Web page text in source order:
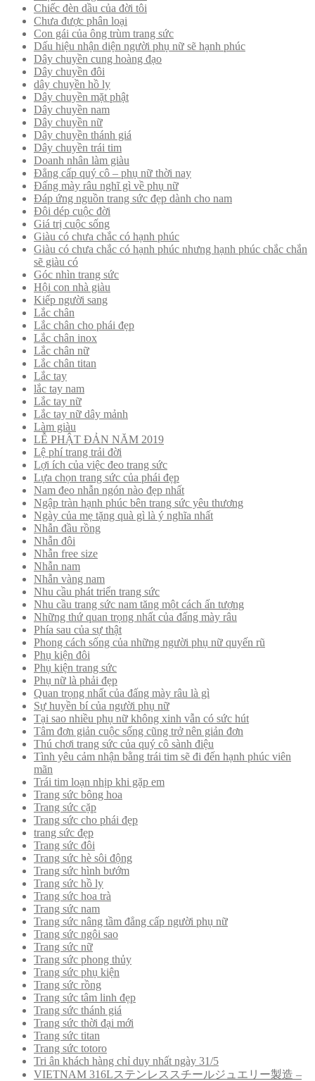
Chiếc đèn dầu của đời tôi
Chưa được phân loại
Con gái của ông trùm trang sức
Dấu hiệu nhận diện người phụ nữ sẽ hạnh phúc
Dây chuyền cung hoàng đạo
Dây chuyền đôi
dây chuyền hồ ly
Dây chuyền mặt phật
Dây chuyền nam
Dây chuyền nữ
Dây chuyền thánh giá
Dây chuyền trái tim
Doanh nhân làm giàu
Đẳng cấp quý cô – phụ nữ thời nay
Đấng mày râu nghĩ gì về phụ nữ
Đáp ứng nguồn trang sức đẹp dành cho nam
Đôi dép cuộc đời
Giá trị cuộc sống
Giàu có chưa chắc có hạnh phúc
Giàu có chưa chắc có hạnh phúc nhưng hạnh phúc chắc chắn
sẽ giàu có
Góc nhìn trang sức
Hội con nhà giàu
Kiếp người sang
Lắc chân
Lắc chân cho phái đẹp
Lắc chân inox
Lắc chân nữ
Lắc chân titan
Lắc tay
lắc tay nam
Lắc tay nữ
Lắc tay nữ dây mảnh
Làm giàu
LỄ PHẬT ĐẢN NĂM 2019
Lệ phí trang trải đời
Lợi ích của việc đeo trang sức
Lựa chọn trang sức của phái đẹp
Nam đeo nhẫn ngón nào đẹp nhất
Ngập tràn hạnh phúc bên trang sức yêu thương
Ngày của mẹ tặng quà gì là ý nghĩa nhất
Nhẫn đầu rồng
Nhẫn đôi
Nhẫn free size
Nhẫn nam
Nhẫn vàng nam
Nhu cầu phát triển trang sức
Nhu cầu trang sức nam tăng một cách ấn tượng
Những thứ quan trọng nhất của đấng mày râu
Phía sau của sự thật
Phong cách sống của những người phụ nữ quyến rũ
Phụ kiện đôi
Phụ kiện trang sức
Phụ nữ là phải đẹp
Quan trọng nhất của đấng mày râu là gì
Sự huyền bí của người phụ nữ
Tại sao nhiều phụ nữ không xinh vẫn có sức hút
Tâm đơn giản cuộc sống cũng trở nên giản đơn
Thú chơi trang sức của quý cô sành điệu
Tình yêu cảm nhận bằng trái tim sẽ đi đến hạnh phúc viên
mãn
Trái tim loạn nhịp khi gặp em
Trang sức bông hoa
Trang sức cặp
Trang sức cho phái đẹp
trang sức đẹp
Trang sức đôi
Trang sức hè sôi động
Trang sức hình bướm
Trang sức hồ ly
Trang sức hoa trà
Trang sức nam
Trang sức nâng tầm đẳng cấp người phụ nữ
Trang sức ngôi sao
Trang sức nữ
Trang sức phong thủy
Trang sức phụ kiện
Trang sức rồng
Trang sức tâm linh đẹp
Trang sức thánh giá
Trang sức thời đại mới
Trang sức titan
Trang sức totoro
Tri ân khách hàng chỉ duy nhất ngày 31/5
VIETNAM 316Lステンレススチールジュエリー製造 –